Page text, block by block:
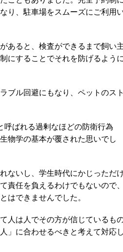
り、駐車場をスムーズにご利用
あると、検査ができるまで飼い
にすることでそれを防げるよう
ブル回避にもなり、ペットのスト
呼ばれる過剰なほどの防衛行為
物学の基本が覆された思いでし
ないし、学生時代にかじっただ
責任を負えるわけでもないので、
はできませんでした。
人は人でその方が信じているも
」に合わせるべきと考えて対応し